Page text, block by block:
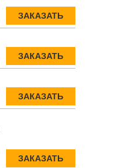
ЗАКАЗАТЬ
ЗАКАЗАТЬ
ЗАКАЗАТЬ
ЗАКАЗАТЬ